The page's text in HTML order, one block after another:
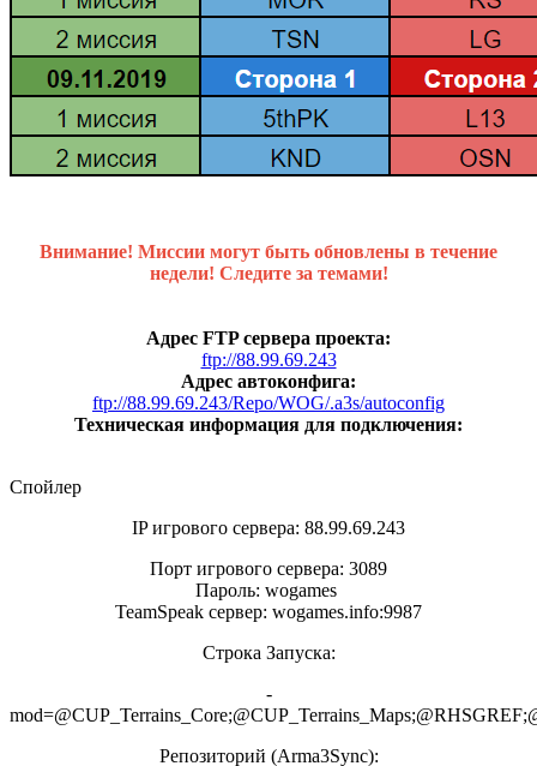
Внимание! Миссии могут быть обновлены в течение
недели! Следите за темами!
Адрес FTP сервера проекта:
ftp://88.99.69.243
Адрес автоконфига:
ftp://88.99.69.243/Repo/WOG/.a3s/autoconfig
Техническая информация для подключения:
Спойлер
IP игрового сервера: 88.99.69.243
Порт игрового сервера: 3089
Пароль: wogames
TeamSpeak сервер: wogames.info:9987
Строка Запуска:
-
Репозиторий (Arma3Synс):